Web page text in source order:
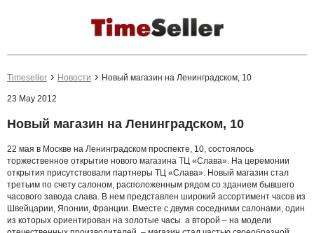
Timeseller Новости Новый магазин на Ленинградском, 10
23 May 2012
Новый магазин на Ленинградском, 10
22 мая в Москве на Ленинградском проспекте, 10, состоялось
торжественное открытие нового магазина ТЦ «Слава». На церемонии
открытия присутствовали партнеры ТЦ «Слава». Новый магазин стал
третьим по счету салоном, расположенным рядом со зданием бывшего
часового завода слава. В нем представлен широкий ассортимент часов из
Швейцарии, Японии, Франции. Вместе с двумя соседними салонами, один
из которых ориентирован на золотые часы. а второй – на модели